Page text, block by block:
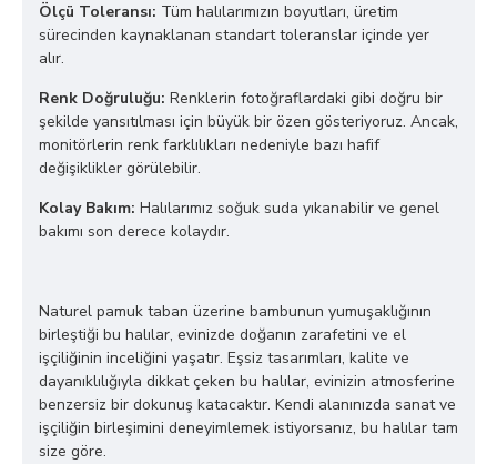
Ölçü Toleransı: Tüm halılarımızın boyutları, üretim
sürecinden kaynaklanan standart toleranslar içinde yer
alır.
Renk Doğruluğu: Renklerin fotoğraflardaki gibi doğru bir
şekilde yansıtılması için büyük bir özen gösteriyoruz. Ancak,
monitörlerin renk farklılıkları nedeniyle bazı hafif
değişiklikler görülebilir.
Kolay Bakım: Halılarımız soğuk suda yıkanabilir ve genel
bakımı son derece kolaydır.
Naturel pamuk taban üzerine bambunun yumuşaklığının
birleştiği bu halılar, evinizde doğanın zarafetini ve el
işçiliğinin inceliğini yaşatır. Eşsiz tasarımları, kalite ve
dayanıklılığıyla dikkat çeken bu halılar, evinizin atmosferine
benzersiz bir dokunuş katacaktır. Kendi alanınızda sanat ve
işçiliğin birleşimini deneyimlemek istiyorsanız, bu halılar tam
size göre.